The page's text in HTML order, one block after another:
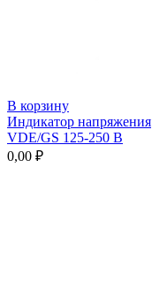
В корзину
Индикатор напряжения
VDE/GS 125-250 В
0,00 ₽